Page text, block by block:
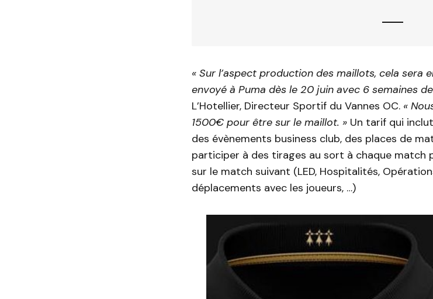
« Sur l’aspect production des maillots, cela sera
envoyé à Puma dès le 20 juin avec 6 semaines
L’Hotellier, Directeur Sportif du Vannes OC. «
1500€ pour être sur le maillot. » Un tarif qui
des évènements business club, des places de
participer à des tirages au sort à chaque match
sur le match suivant (LED, Hospitalités,
déplacements avec les joueurs, …)